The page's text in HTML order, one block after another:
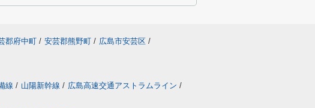
郡府中町 / 安芸郡熊野町 / 広島市安芸区 /
線 / 山陽新幹線 / 広島高速交通アストラムライン /